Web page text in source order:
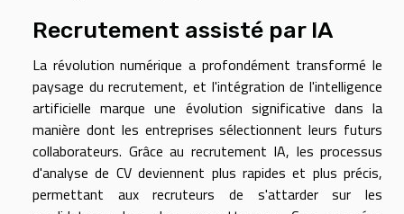
Recrutement assisté par IA
La révolution numérique a profondément transformé le
paysage du recrutement, et l'intégration de l'intelligence
artificielle marque une évolution significative dans la
manière dont les entreprises sélectionnent leurs futurs
collaborateurs. Grâce au recrutement IA, les processus
d'analyse de CV deviennent plus rapides et plus précis,
permettant aux recruteurs de s'attarder sur les